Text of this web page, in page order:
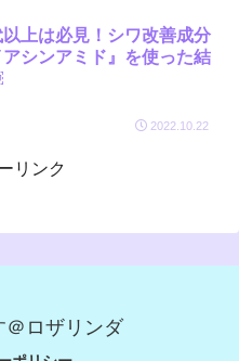
以上は必見！シワ改善成分
アシンアミド』を使った結
2022.10.22
リンク
＠ロザリンダ